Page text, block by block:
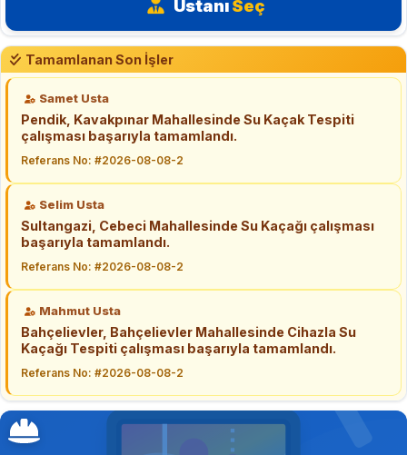
UstanıSeç
Tamamlanan Son İşler
Samet Usta
Pendik, Kavakpınar Mahallesinde Su Kaçak Tespiti
çalışması başarıyla tamamlandı.
Referans No: #2026-08-08-2
Selim Usta
Sultangazi, Cebeci Mahallesinde Su Kaçağı çalışması
başarıyla tamamlandı.
Referans No: #2026-08-08-2
Mahmut Usta
Bahçelievler, Bahçelievler Mahallesinde Cihazla Su
Kaçağı Tespiti çalışması başarıyla tamamlandı.
Referans No: #2026-08-08-2